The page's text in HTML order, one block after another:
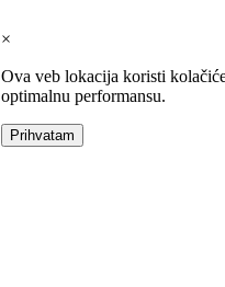
×
Ova veb lokacija koristi
optimalnu performansu.
Prihvatam